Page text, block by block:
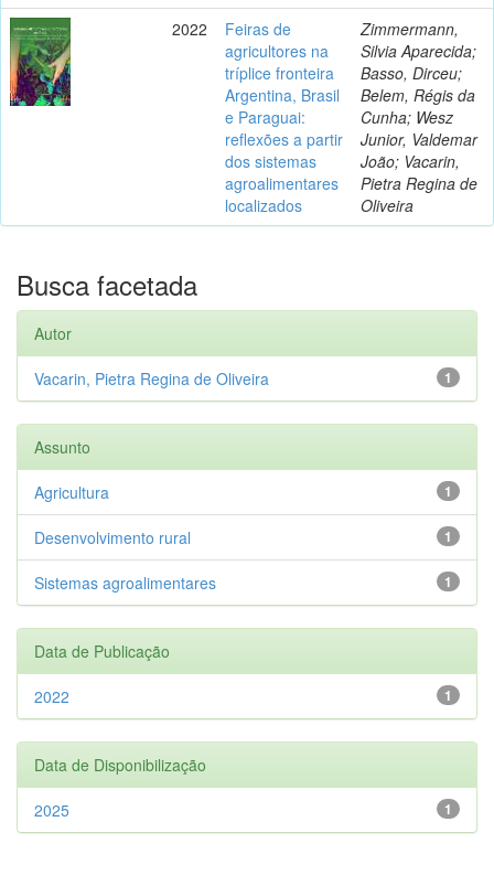
2022
Feiras de
agricultores na
tríplice fronteira
Argentina, Brasil
e Paraguai:
reflexões a partir
dos sistemas
agroalimentares
localizados
Zimmermann,
Silvia Aparecida;
Basso, Dirceu;
Belem, Régis da
Cunha; Wesz
Junior, Valdemar
João; Vacarin,
Pietra Regina de
Oliveira
Busca facetada
Autor
1
Vacarin, Pietra Regina de Oliveira
Assunto
1
Agricultura
1
Desenvolvimento rural
1
Sistemas agroalimentares
Data de Publicação
1
2022
Data de Disponibilização
1
2025